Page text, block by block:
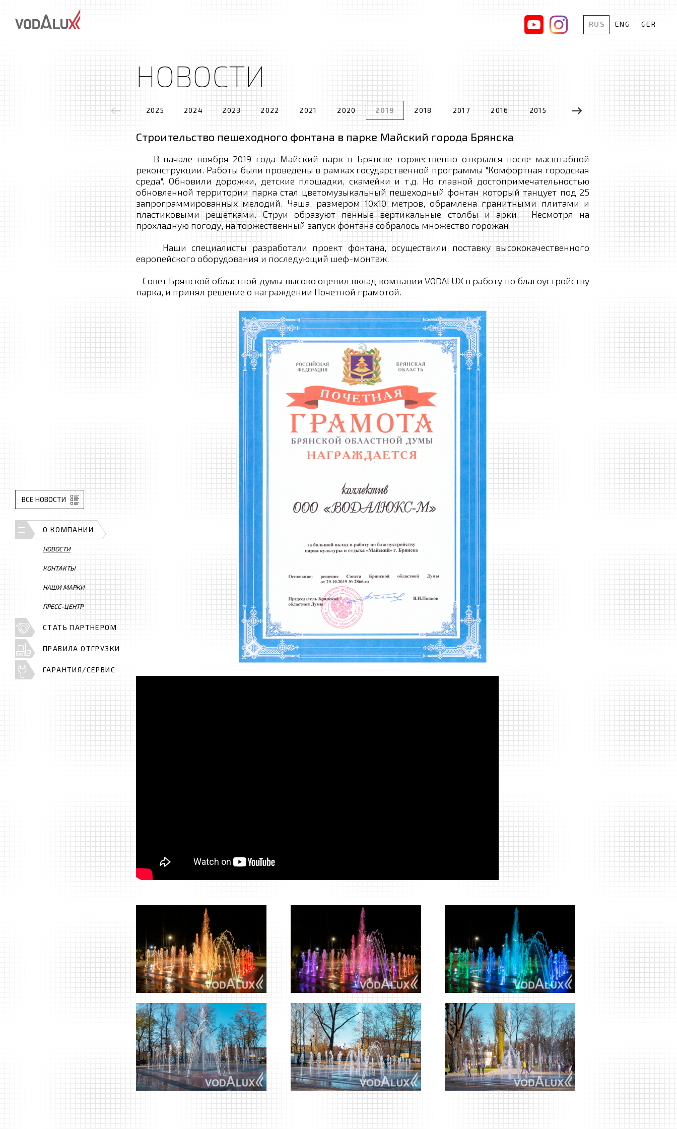
RUS ENG GER
НОВОСТИ
2025 2024 2023 2022 2021 2020 2019 2018 2017 2016 2015 2014 2013 2012
Строительство пешеходного фонтана в парке Майский города Брянска
В начале ноября 2019 года Майский парк в Брянске торжественно открылся после масштабной
реконструкции. Работы были проведены в рамках государственной программы "Комфортная городская
среда". Обновили дорожки, детские площадки, скамейки и т.д. Но главной достопримечательностью
обновленной территории парка стал цветомузыкальный пешеходный фонтан который танцует под 25
запрограммированных мелодий. Чаша, размером 10х10 метров, обрамлена гранитными плитами и
пластиковыми решетками. Струи образуют пенные вертикальные столбы и арки. Несмотря на
прохладную погоду, на торжественный запуск фонтана собралось множество горожан.
Наши специалисты разработали проект фонтана, осуществили поставку высококачественного
европейского оборудования и последующий шеф-монтаж.
Совет Брянской областной думы высоко оценил вклад компании VODALUX в работу по благоустройству
парка, и принял решение о награждении Почетной грамотой.
ВСЕ НОВОСТИ
О КОМПАНИИ
НОВОСТИ
КОНТАКТЫ
НАШИ МАРКИ
ПРЕСС-ЦЕНТР
СТАТЬ ПАРТНЕРОМ
ПРАВИЛА ОТГРУЗКИ
ГАРАНТИЯ/СЕРВИС